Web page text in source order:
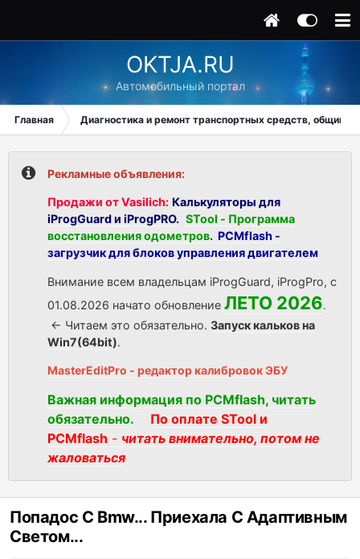
OKTJA.RU
Автомобильный портал
Главная Диагностика и ремонт транспортных средств, общий
Рекламные объявления:
Продажи от Vasilich: Калькуляторы для
iProgGuard и iProgPRO. STool - Программа
восстановления одометров. PCMflash -
загрузчик для блоков управления двигателем
Внимание всем владельцам iProgGuard, iProgPro, с
01.08.2026 начато обновление ЛЕТО 2026.
<- Читаем это обязательно. Запуск кальков на
Win7(64bit).
MasterEditPro - редактор калибровок ЭБУ
Важная информация по PCMflash, читать
обязательно.
По оплате STool и
PCMflash - читать внимательно, потом не
жаловаться
Попадос С Bmw... Приехала С Адаптивным
Светом...